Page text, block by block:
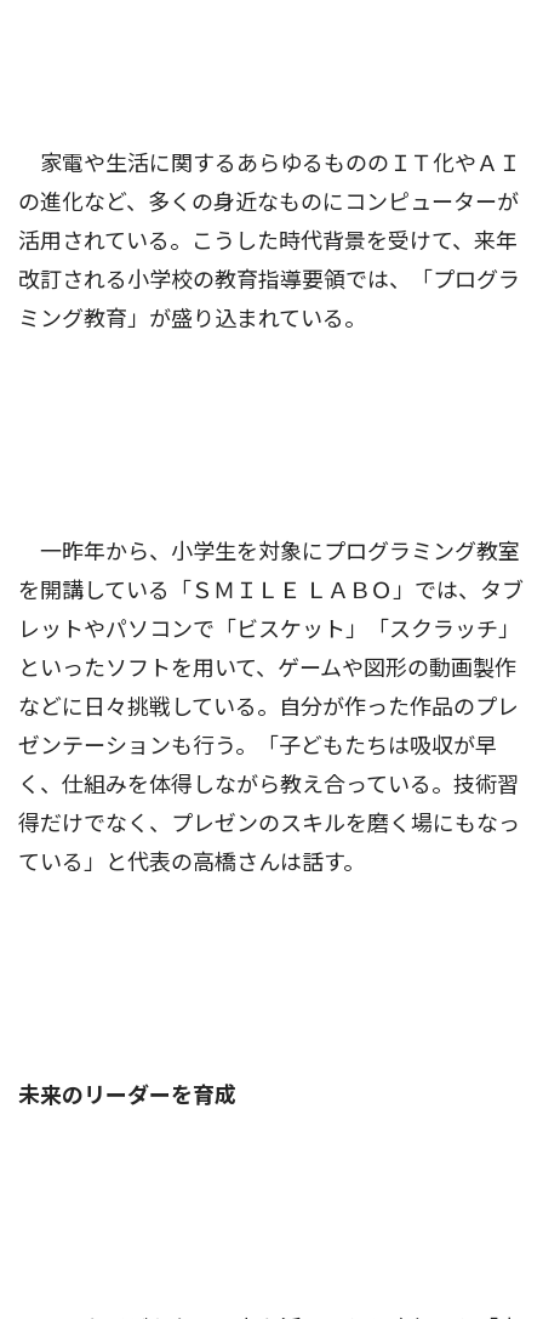
家電や生活に関するあらゆるもののＩＴ化やＡＩ
の進化など、多くの身近なものにコンピューターが
活用されている。こうした時代背景を受けて、来年
改訂される小学校の教育指導要領では、「プログラ
ミング教育」が盛り込まれている。
一昨年から、小学生を対象にプログラミング教室
を開講している「ＳＭＩＬＥ ＬＡＢＯ」では、タブ
レットやパソコンで「ビスケット」「スクラッチ」
といったソフトを用いて、ゲームや図形の動画製作
などに日々挑戦している。自分が作った作品のプレ
ゼンテーションも行う。「子どもたちは吸収が早
く、仕組みを体得しながら教え合っている。技術習
得だけでなく、プレゼンのスキルを磨く場にもなっ
ている」と代表の高橋さんは話す。
未来のリーダーを育成